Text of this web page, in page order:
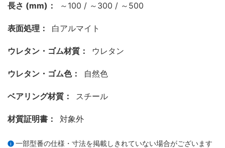
長さ (mm)： ～100 / ～300 / ～500
表面処理： 白アルマイト
ウレタン・ゴム材質： ウレタン
ウレタン・ゴム色： 自然色
ベアリング材質： スチール
材質証明書： 対象外
一部型番の仕様・寸法を掲載しきれていない場合がございます